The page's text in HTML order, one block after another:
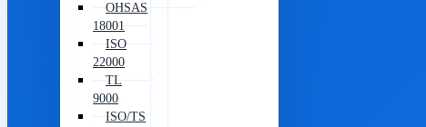
OHSAS
18001
ISO
22000
TL
9000
ISO/TS